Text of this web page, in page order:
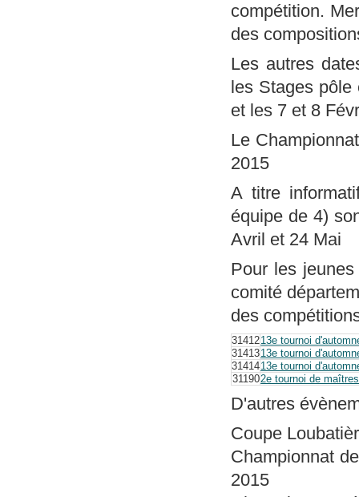
compétition.
des
Les autres
les Stages
et les 7 et 8
Le
2015
A titre
équipe de 4)
Avril et 24 Mai
Pour les
comité
des
3141213e tournoi
3141313e tournoi
3141413e tournoi
311902e tournoi de
D'autres
Coupe
Championnat
2015